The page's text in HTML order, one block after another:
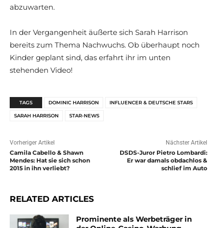
abzuwarten.
In der Vergangenheit äußerte sich Sarah Harrison
bereits zum Thema Nachwuchs. Ob überhaupt noch
Kinder geplant sind, das erfahrt ihr im unten
stehenden Video!
TAGS DOMINIC HARRISON INFLUENCER & DEUTSCHE STARS
SARAH HARRISON STAR-NEWS
Vorheriger Artikel
Camila Cabello & Shawn
Mendes: Hat sie sich schon
2015 in ihn verliebt?
Nächster Artikel
DSDS-Juror Pietro Lombardi:
Er war damals obdachlos &
schlief im Auto
RELATED ARTICLES
Prominente als Werbeträger in